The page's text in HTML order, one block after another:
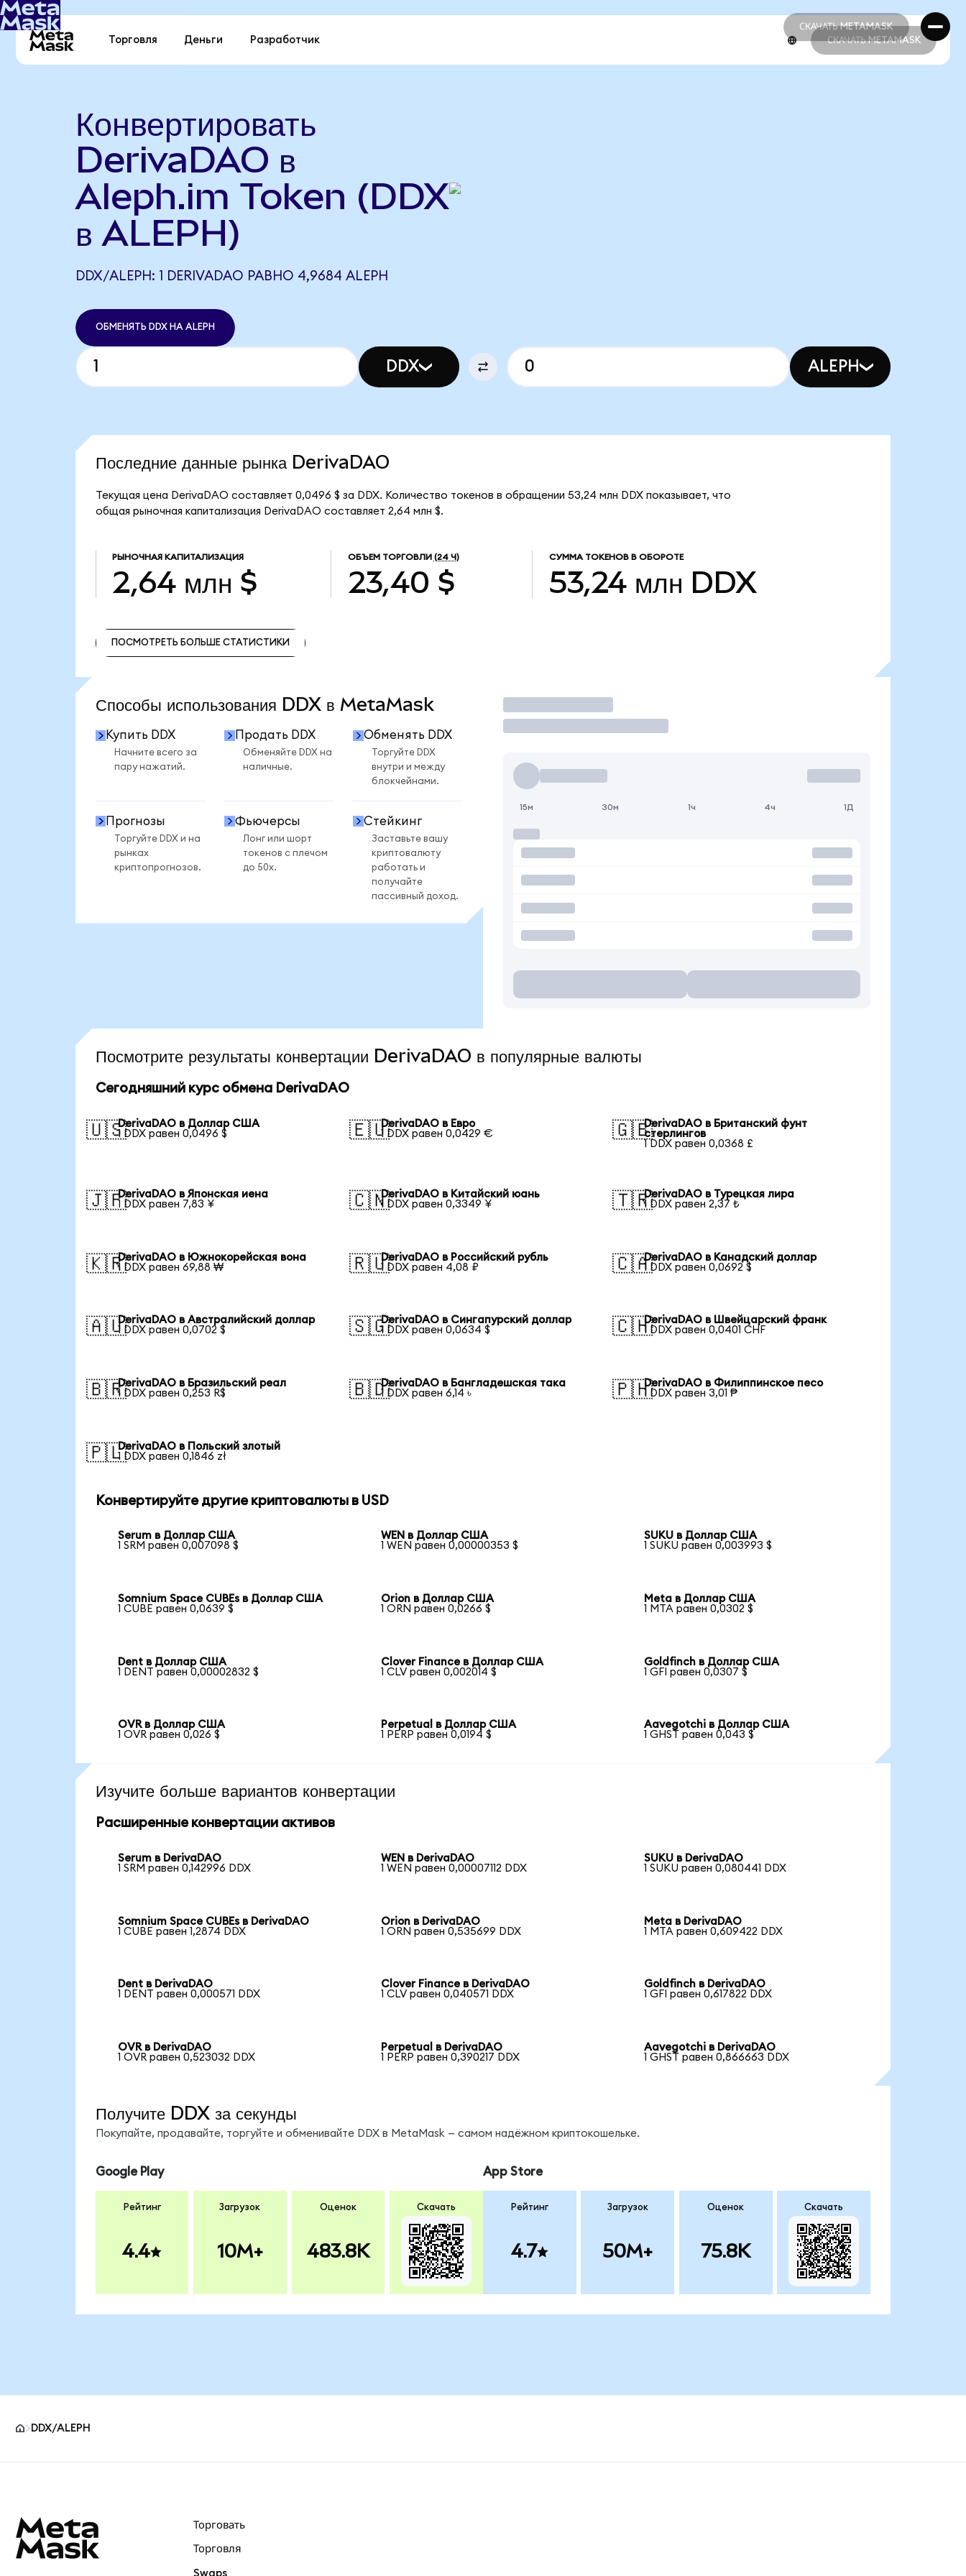
СКАЧАТЬ METAMASK
СКАЧАТЬ METAMASK
Торговля Деньги Разработчик СКАЧАТЬ METAMASK
Конвертировать
DerivaDAO в
Aleph.im Token (DDX
в ALEPH)
DDX/ALEPH: 1 DERIVADAO РАВНО 4,9684 ALEPH
ОБМЕНЯТЬ DDX НА ALEPH
DDX ALEPH
Последние данные рынка DerivaDAO
Текущая цена DerivaDAO составляет 0,0496 $ за DDX. Количество токенов в обращении 53,24 млн DDX показывает, что
общая рыночная капитализация DerivaDAO составляет 2,64 млн $.
РЫНОЧНАЯ КАПИТАЛИЗАЦИЯ
2,64 млн $
ОБЪЕМ ТОРГОВЛИ (24 Ч)
23,40 $
СУММА ТОКЕНОВ В ОБОРОТЕ
53,24 млн DDX
ПОСМОТРЕТЬ БОЛЬШЕ СТАТИСТИКИ
Способы использования DDX в MetaMask
Купить DDX
Начните всего за
пару нажатий.
Продать DDX
Обменяйте DDX на
наличные.
Обменять DDX
Торгуйте DDX
внутри и между
блокчейнами.
Прогнозы
Торгуйте DDX и на
рынках
криптопрогнозов.
Фьючерсы
Лонг или шорт
токенов с плечом
до 50x.
Стейкинг
Заставьте вашу
криптовалюту
работать и
получайте
пассивный доход.
Торговать
15м 30м 1ч 4ч 1Д
Посмотрите результаты конвертации DerivaDAO в популярные валюты
Сегодняшний курс обмена DerivaDAO
🇺🇸DerivaDAO в Доллар США
1 DDX равен 0,0496 $
🇪🇺DerivaDAO в Евро
1 DDX равен 0,0429 €
🇬🇧DerivaDAO в Британский фунт
стерлингов
1 DDX равен 0,0368 £
🇯🇵DerivaDAO в Японская иена
1 DDX равен 7,83 ¥
🇨🇳DerivaDAO в Китайский юань
1 DDX равен 0,3349 ¥
🇹🇷DerivaDAO в Турецкая лира
1 DDX равен 2,37 ₺
🇰🇷DerivaDAO в Южнокорейская вона
1 DDX равен 69,88 ₩
🇷🇺DerivaDAO в Российский рубль
1 DDX равен 4,08 ₽
🇨🇦DerivaDAO в Канадский доллар
1 DDX равен 0,0692 $
🇦🇺DerivaDAO в Австралийский доллар
1 DDX равен 0,0702 $
🇸🇬DerivaDAO в Сингапурский доллар
1 DDX равен 0,0634 $
🇨🇭DerivaDAO в Швейцарский франк
1 DDX равен 0,0401 CHF
🇧🇷DerivaDAO в Бразильский реал
1 DDX равен 0,253 R$
🇧🇩DerivaDAO в Бангладешская така
1 DDX равен 6,14 ৳
🇵🇭DerivaDAO в Филиппинское песо
1 DDX равен 3,01 ₱
🇵🇱DerivaDAO в Польский злотый
1 DDX равен 0,1846 zł
Конвертируйте другие криптовалюты в USD
Serum в Доллар США
1 SRM равен 0,007098 $
WEN в Доллар США
1 WEN равен 0,00000353 $
SUKU в Доллар США
1 SUKU равен 0,003993 $
Somnium Space CUBEs в Доллар США
1 CUBE равен 0,0639 $
Orion в Доллар США
1 ORN равен 0,0266 $
Meta в Доллар США
1 MTA равен 0,0302 $
Dent в Доллар США
1 DENT равен 0,00002832 $
Clover Finance в Доллар США
1 CLV равен 0,002014 $
Goldfinch в Доллар США
1 GFI равен 0,0307 $
OVR в Доллар США
1 OVR равен 0,026 $
Perpetual в Доллар США
1 PERP равен 0,0194 $
Aavegotchi в Доллар США
1 GHST равен 0,043 $
Изучите больше вариантов конвертации
Расширенные конвертации активов
Serum в DerivaDAO
1 SRM равен 0,142996 DDX
WEN в DerivaDAO
1 WEN равен 0,00007112 DDX
SUKU в DerivaDAO
1 SUKU равен 0,080441 DDX
Somnium Space CUBEs в DerivaDAO
1 CUBE равен 1,2874 DDX
Orion в DerivaDAO
1 ORN равен 0,535699 DDX
Meta в DerivaDAO
1 MTA равен 0,609422 DDX
Dent в DerivaDAO
1 DENT равен 0,000571 DDX
Clover Finance в DerivaDAO
1 CLV равен 0,040571 DDX
Goldfinch в DerivaDAO
1 GFI равен 0,617822 DDX
OVR в DerivaDAO
1 OVR равен 0,523032 DDX
Perpetual в DerivaDAO
1 PERP равен 0,390217 DDX
Aavegotchi в DerivaDAO
1 GHST равен 0,866663 DDX
Получите DDX за секунды
Покупайте, продавайте, торгуйте и обменивайте DDX в MetaMask — самом надёжном криптокошельке.
Google Play
Рейтинг
4.4
Загрузок
10M+
Оценок
483.8K
Скачать
App Store
Рейтинг
4.7
Загрузок
50M+
Оценок
75.8K
Скачать
DDX/ALEPH
Торговать
Торговля
Swaps